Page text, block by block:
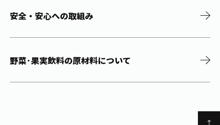
安全・安心への取組み
野菜･果実飲料の原材料について